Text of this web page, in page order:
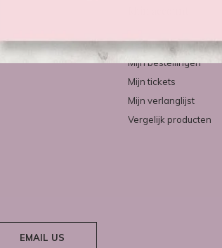
Registreren
Mijn bestellingen
Mijn tickets
Mijn verlanglijst
Vergelijk producten
EMAIL US